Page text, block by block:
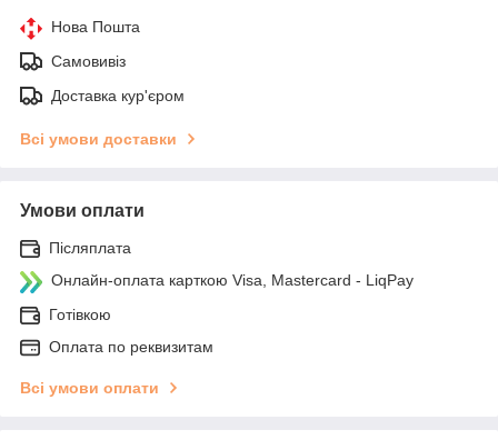
Нова Пошта
Самовивіз
Доставка кур'єром
Всі умови доставки
Умови оплати
Післяплата
Онлайн-оплата карткою Visa, Mastercard - LiqPay
Готівкою
Оплата по реквизитам
Всі умови оплати